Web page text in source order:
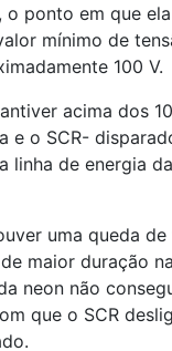
o ponto em que
mínimo de
100 V.
acima dos
e o SCR-
linha de energia
uma queda de
maior duração
neon não
que o SCR